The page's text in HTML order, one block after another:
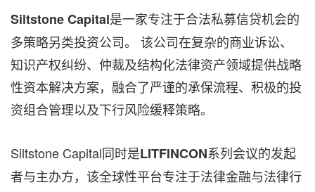
Siltstone Capital是一家专注于合法私募信贷机会的
多策略另类投资公司。 该公司在复杂的商业诉讼、
知识产权纠纷、仲裁及结构化法律资产领域提供战略
性资本解决方案，融合了严谨的承保流程、积极的投
资组合管理以及下行风险缓释策略。
Siltstone Capital同时是LITFINCON系列会议的发起
者与主办方，该全球性平台专注于法律金融与法律行